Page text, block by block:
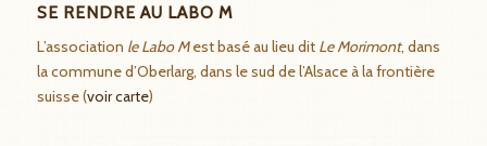
SE RENDRE AU LABO M
L’association le Labo Mest basé au lieu dit Le Morimont, dans
la commune d’Oberlarg, dans le sud de l’Alsace à la frontière
suisse (voir carte)